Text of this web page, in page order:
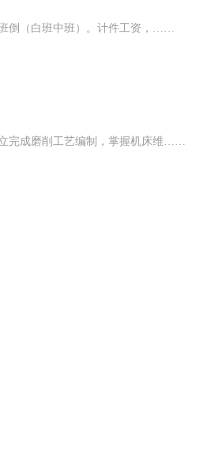
倒（白班中班）。计件工资，……
完成磨削工艺编制，掌握机床维……